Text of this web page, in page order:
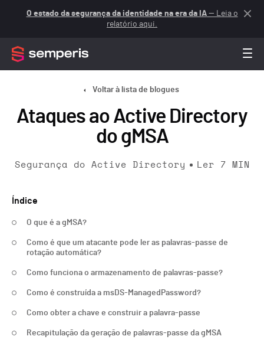
O estado da segurança da identidade na era da IA— Leia o
relatório aqui.
Voltar à lista de blogues
Ataques ao Active Directory
do gMSA
Segurança do Active Directory Ler 7 MIN
Índice
O que é a gMSA?
Como é que um atacante pode ler as palavras-passe de
rotação automática?
Como funciona o armazenamento de palavras-passe?
Como é construída a msDS-ManagedPassword?
Como obter a chave e construir a palavra-passe
Recapitulação da geração de palavras-passe da gMSA